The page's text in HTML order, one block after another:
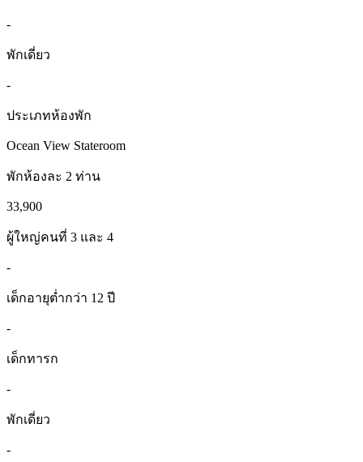
-
พักเดี่ยว
-
ประเภทห้องพัก
Ocean View Stateroom
พักห้องละ 2 ท่าน
33,900
ผู้ใหญ่คนที่ 3 และ 4
-
เด็กอายุต่ำกว่า 12 ปี
-
เด็กทารก
-
พักเดี่ยว
-